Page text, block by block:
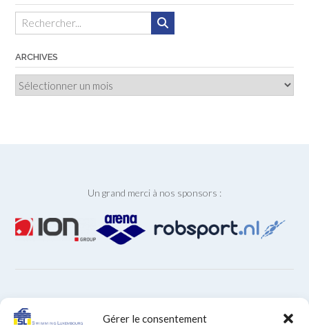
Gérer le consentement
ARCHIVES
Archives
Un grand merci à nos sponsors :
ARCHIVES